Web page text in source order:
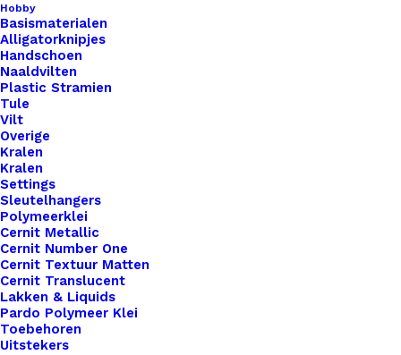
Hobby
Basismaterialen
Alligatorknipjes
Handschoen
Naaldvilten
Plastic Stramien
Tule
Vilt
Overige
Kralen
Kralen
Settings
Sleutelhangers
Polymeerklei
Cernit Metallic
Cernit Number One
Cernit Textuur Matten
Cernit Translucent
Lakken & Liquids
Pardo Polymeer Klei
Toebehoren
Uitstekers